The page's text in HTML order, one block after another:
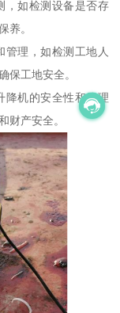
，如检测设备是否存
养。
管理，如检测工地人
保工地安全。
降机的安全性和管理
财产安全。